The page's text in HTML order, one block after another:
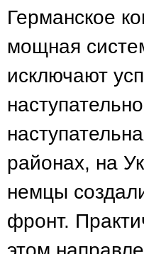
Германское
мощная
исключают
районах, на
немцы
фронт.